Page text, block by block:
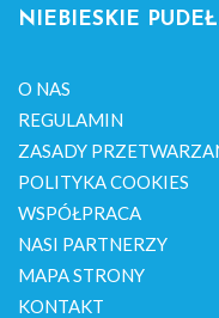
NIEBIESKIE
O NAS
REGULAMIN
ZASADY
POLITYKA COOKIES
WSPÓŁPRACA
NASI PARTNERZY
MAPA STRONY
KONTAKT